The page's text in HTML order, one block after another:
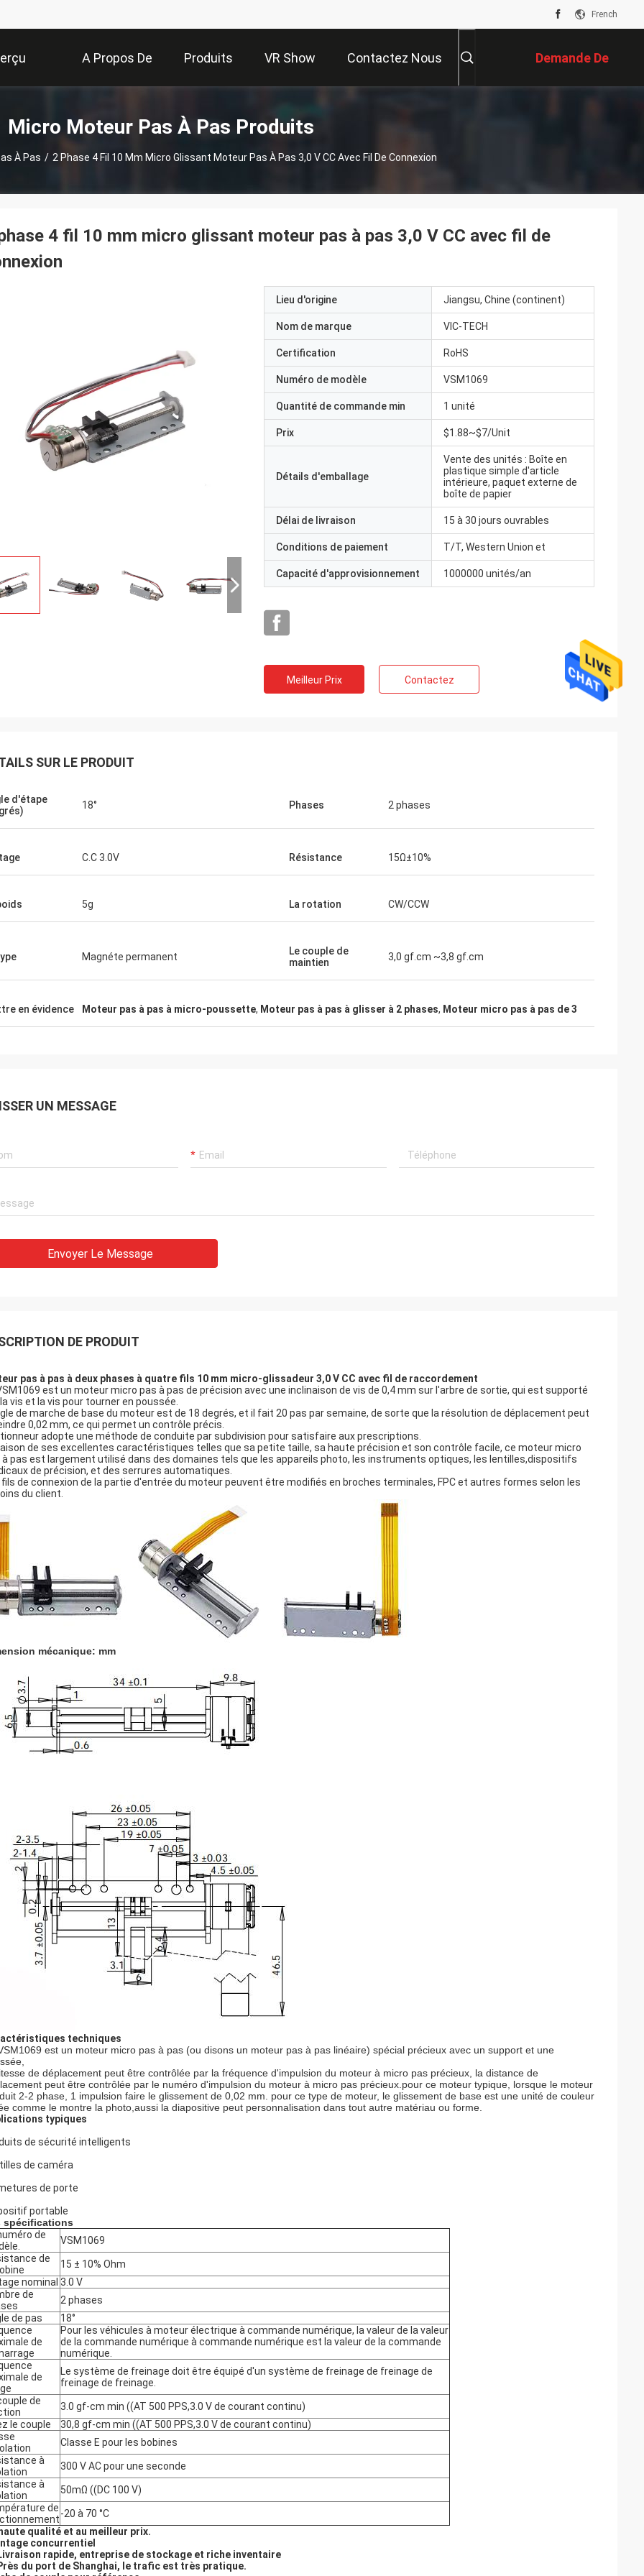
French
A Propos De
Nous
Produits VR Show Contactez Nous Demande De
Soumission
Micro Moteur Pas À Pas Produits
À Pas / 2 Phase 4 Fil 10 Mm Micro Glissant Moteur Pas À Pas 3,0 V CC Avec Fil De Connexion
où supplémentaire à
rapidement et aide en prenant une
4 fil 10 mm micro glissant moteur pas à pas 3,0 V CC avec fil de
Lieu d'origine Jiangsu, Chine (continent)
Nom de marque VIC-TECH
Certification RoHS
Numéro de modèle VSM1069
Quantité de commande min 1 unité
Prix $1.88~$7/Unit
Détails d'emballage
Vente des unités : Boîte en
plastique simple d'article
intérieure, paquet externe de
boîte de papier
Délai de livraison 15 à 30 jours ouvrables
Conditions de paiement T/T, Western Union et
Capacité d'approvisionnement 1000000 unités/an
Meilleur Prix Contactez
SUR LE PRODUIT
d'étape
18° Phases 2 phases
C.C 3.0V Résistance 15Ω±10%
5g La rotation CW/CCW
Magnéte permanent
Le couple de
maintien
3,0 gf.cm ~3,8 gf.cm
en évidence Moteur pas à pas à micro-poussette, Moteur pas à pas à glisser à 2 phases, Moteur micro pas à pas de 3
UN MESSAGE
Envoyer Le Message
DE PRODUIT
pas à pas à deux phases à quatre fils 10 mm micro-glissadeur 3,0 V CC avec fil de raccordement
est un moteur micro pas à pas de précision avec une inclinaison de vis de 0,4 mm sur l'arbre de sortie, qui est supporté
vis et la vis pour tourner en poussée.
de marche de base du moteur est de 18 degrés, et il fait 20 pas par semaine, de sorte que la résolution de déplacement peut
0,02 mm, ce qui permet un contrôle précis.
adopte une méthode de conduite par subdivision pour satisfaire aux prescriptions.
de ses excellentes caractéristiques telles que sa petite taille, sa haute précision et son contrôle facile, ce moteur micro
à pas est largement utilisé dans des domaines tels que les appareils photo, les instruments optiques, les lentilles,dispositifs
de précision, et des serrures automatiques.
fils de connexion de la partie d'entrée du moteur peuvent être modifiés en broches terminales, FPC et autres formes selon les
du client.
mécanique: mm
techniques
est un moteur micro pas à pas (ou disons un moteur pas à pas linéaire) spécial précieux avec un support et une
de déplacement peut être contrôlée par la fréquence d'impulsion du moteur à micro pas précieux, la distance de
peut être contrôlée par le numéro d'impulsion du moteur à micro pas précieux.pour ce moteur typique, lorsque le moteur
2-2 phase, 1 impulsion faire le glissement de 0,02 mm. pour ce type de moteur, le glissement de base est une unité de couleur
comme le montre la photo,aussi la diapositive peut personnalisation dans tout autre matériau ou forme.
typiques
de sécurité intelligents
de caméra
de porte
portable
spécifications
de
VSM1069
de
15 ± 10% Ohm
nominal 3.0 V
de
2 phases
de pas
18°
de
Pour les véhicules à moteur électrique à commande numérique, la valeur de la valeur
de la commande numérique à commande numérique est la valeur de la commande
numérique.
de
Le système de freinage doit être équipé d'un système de freinage de freinage de
freinage de freinage.
de
3.0 gf-cm min ((AT 500 PPS,3.0 V de courant continu)
le couple
30,8 gf-cm min ((AT 500 PPS,3.0 V de courant continu)
Classe E pour les bobines
à
300 V AC pour une seconde
à
50mΩ ((DC 100 V)
de -20 à 70 °C
qualité et au meilleur prix.
concurrentiel
rapide, entreprise de stockage et riche inventaire
du port de Shanghai, le trafic est très pratique.